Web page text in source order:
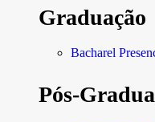
Graduação
Bacharel
Pós-